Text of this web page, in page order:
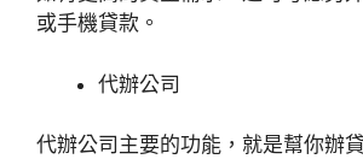
或手機貸款。
代辦公司
代辦公司主要的功能，就是幫你辦